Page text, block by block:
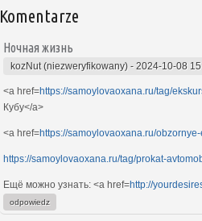
Komentarze
Ночная жизнь
kozNut (niezweryfikowany) - 2024-10-08
<a href=https://samoylovaoxana.ru/tag/
Кубу</a>
<a href=https://samoylovaoxana.ru/
https://samoylovaoxana.ru/tag/prokat-
Ещё можно узнать: <a href=http://
odpowiedz